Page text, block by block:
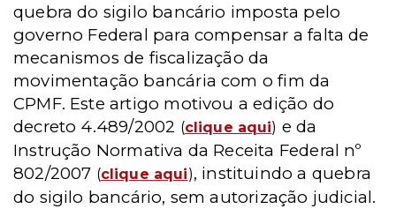
quebra do sigilo bancário imposta pelo
governo Federal para compensar a falta de
mecanismos de fiscalização da
movimentação bancária com o fim da
CPMF. Este artigo motivou a edição do
decreto 4.489/2002 (clique aqui) e da
Instrução Normativa da Receita Federal nº
802/2007 (clique aqui), instituindo a quebra
do sigilo bancário, sem autorização judicial.